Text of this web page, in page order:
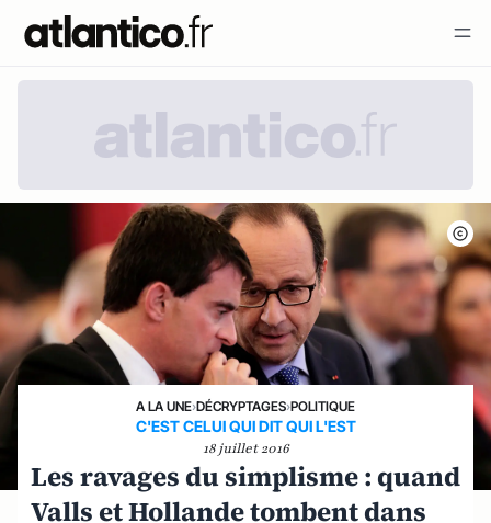
A LA UNE›DÉCRYPTAGES›POLITIQUE
C'EST CELUI QUI DIT QUI L'EST
18 juillet 2016
Les ravages du simplisme : quand
Valls et Hollande tombent dans